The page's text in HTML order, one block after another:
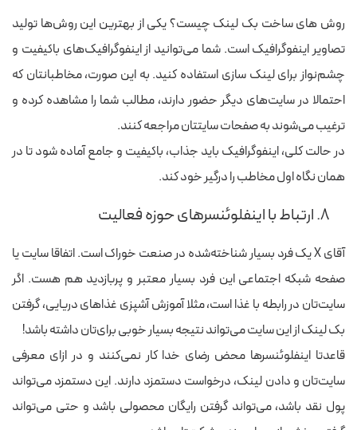
روش های ساخت بک لینک چیست؟ یکی از بهترین این روش‌ها تولید
تصاویر اینفوگرافیک است. شما می‌توانید از اینفوگرافیک‌های باکیفیت و
چشم‌نواز برای لینک سازی استفاده کنید. به این صورت، مخاطبانتان که
احتمالا در سایت‌های دیگر حضور دارند، مطالب شما را مشاهده کرده و
ترغیب می‌شوند به صفحات سایتتان مراجعه کنند.
در حالت کلی، اینفوگرافیک باید جذاب، باکیفیت و جامع آماده شود تا در
همان نگاه اول مخاطب را درگیر خود کند.
۸. ارتباط با اینفلوئنسرهای حوزه فعالیت
آقای X یک فرد بسیار شناخته‌شده در صنعت خوراک است. اتفاقا سایت یا
صفحه شبکه اجتماعی این فرد بسیار معتبر و پربازدید هم هست. اگر
سایت‌تان در رابطه با غذا است، مثلا آموزش آشپزی غذاهای دریایی، گرفتن
بک لینک از این سایت می‌تواند نتیجه بسیار خوبی برای‌تان داشته باشد!
قاعدتا اینفلوئنسرها محض رضای خدا کار نمی‌کنند و در ازای معرفی
سایت‌تان و دادن لینک، درخواست دستمزد دارند. این دستمزد می‌تواند
پول نقد باشد، می‌تواند گرفتن رایگان محصولی باشد و حتی می‌تواند